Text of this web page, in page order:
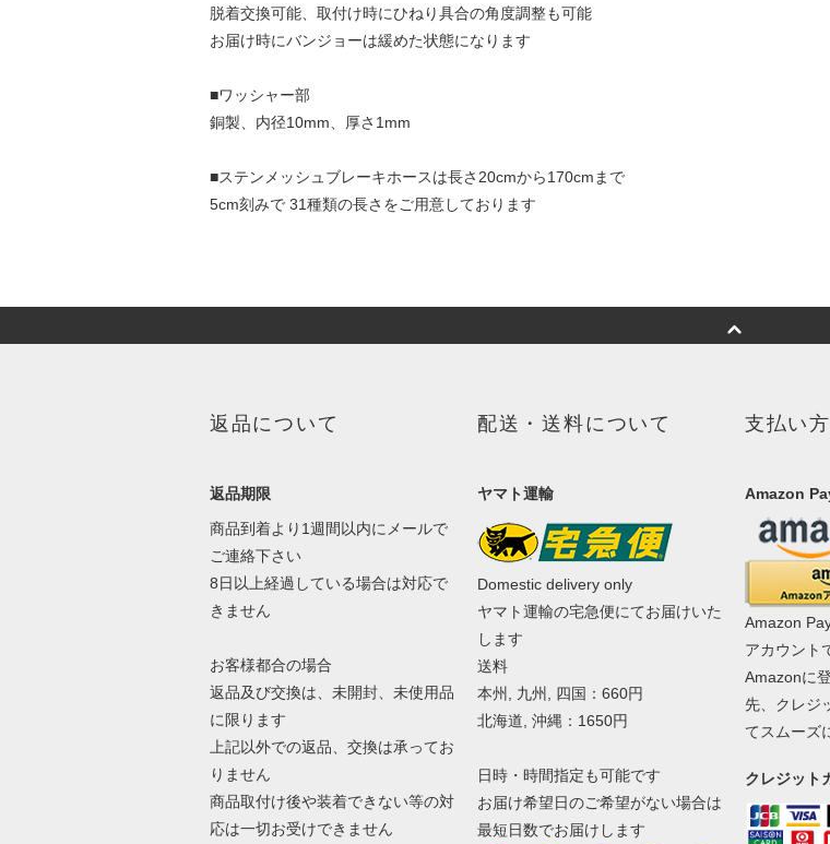
脱着交換可能、取付け時にひねり具合の角度調整も可能
お届け時にバンジョーは緩めた状態になります
■ワッシャー部
銅製、内径10mm、厚さ1mm
■ステンメッシュブレーキホースは長さ20cmから170cmまで
5cm刻みで 31種類の長さをご用意しております
返品について
返品期限
商品到着より1週間以内にメールで
ご連絡下さい
8日以上経過している場合は対応で
きません
お客様都合の場合
返品及び交換は、未開封、未使用品
に限ります
上記以外での返品、交換は承ってお
りません
商品取付け後や装着できない等の対
応は一切お受けできません
配送・送料について
ヤマト運輸
Domestic delivery only
ヤマト運輸の宅急便にてお届けいた
します
送料
本州, 九州, 四国：660円
北海道, 沖縄：1650円
日時・時間指定も可能です
お届け希望日のご希望がない場合は
最短日数でお届けします
支払い
Amazon
Amazon
アカウント
Amazonに
先、クレジ
てスムーズ
クレジット